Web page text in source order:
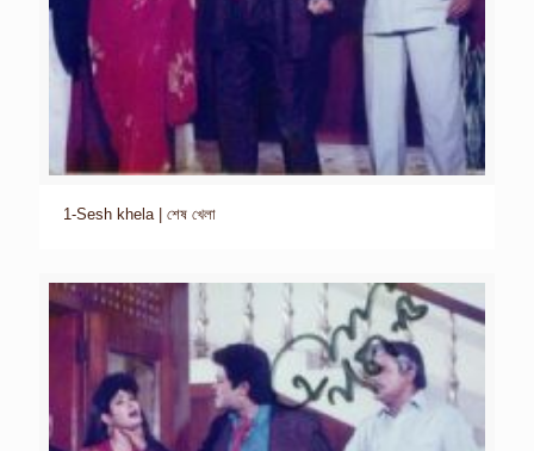
1-Sesh khela | শেষ খেলা